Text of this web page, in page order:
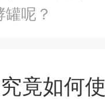
罐呢？
究竟如何